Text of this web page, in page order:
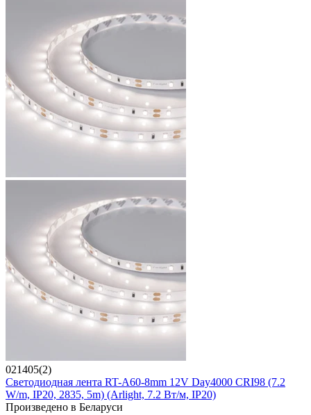
021405(2)
Светодиодная лента RT-A60-8mm 12V Day4000 CRI98 (7.2
W/m, IP20, 2835, 5m) (Arlight, 7.2 Вт/м, IP20)
Произведено в Беларуси